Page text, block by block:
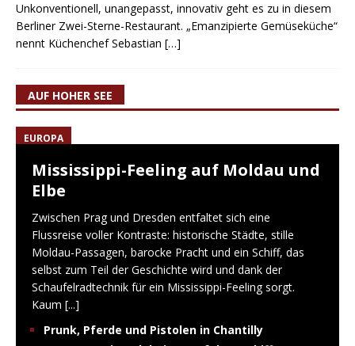
Unkonventionell, unangepasst, innovativ geht es zu in diesem
Berliner Zwei-Sterne-Restaurant. „Emanzipierte Gemüseküche“
nennt Küchenchef Sebastian […]
AUF HOHER SEE
EUROPA
Mississippi-Feeling auf Moldau und
Elbe
Zwischen Prag und Dresden entfaltet sich eine
Flussreise voller Kontraste: historische Städte, stille
Moldau-Passagen, barocke Pracht und ein Schiff, das
selbst zum Teil der Geschichte wird und dank der
Schaufelradtechnik für ein Mississippi-Feeling sorgt.
Kaum [...]
Prunk, Pferde und Pistolen in Chantilly